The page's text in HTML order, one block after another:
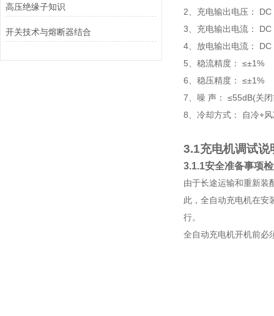
高压绝缘子知识
开关技术与熔断器结合
2、充电输出电压：
3、充电输出电流：
4、放电输出电流：
5、稳流精度： ≤±1%
6、稳压精度： ≤±1%
7、噪 声： ≤55dB(关
8、冷却方式： 自冷+
3.1充电机调试说
3.1.1安全准备事项
由于长途运输和重新装
此， 全自动充电机在安
行。
全自动充电机开机前必